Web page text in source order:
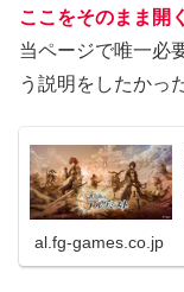
ここをそのまま開
当ページで唯一必
う説明をしたかっ
al.fg-games.co.jp